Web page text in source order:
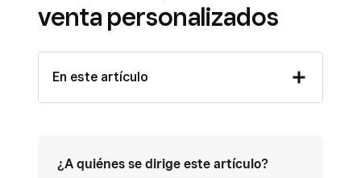
venta personalizados
En este artículo
¿A quiénes se dirige este artículo?